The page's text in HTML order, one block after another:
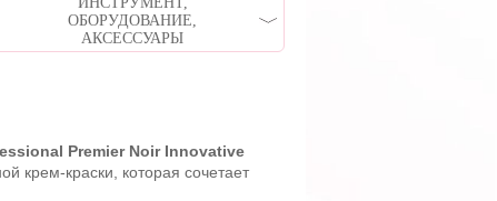
ОБОРУДОВАНИЕ,
АКСЕССУАРЫ
Premier Noir Innovative
крем-краски, которая сочетает